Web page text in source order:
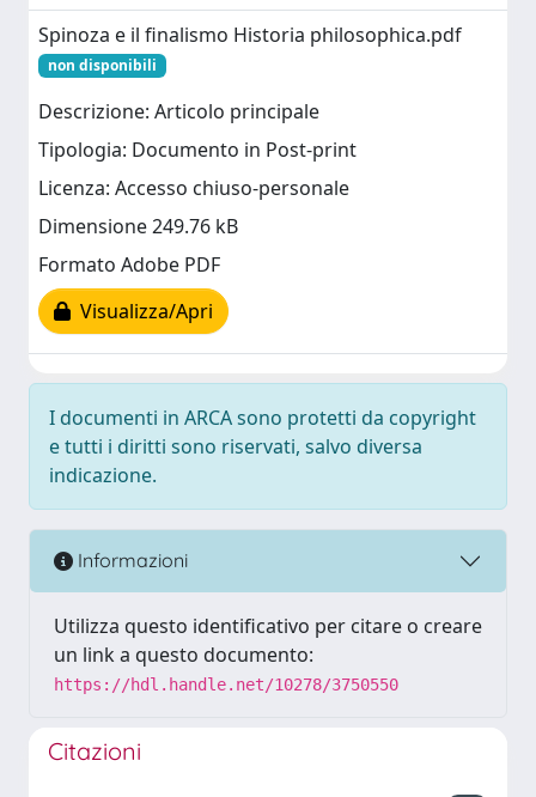
Spinoza e il finalismo Historia philosophica.pdf
non disponibili
Descrizione: Articolo principale
Tipologia: Documento in Post-print
Licenza: Accesso chiuso-personale
Dimensione 249.76 kB
Formato Adobe PDF
Visualizza/Apri
I documenti in ARCA sono protetti da copyright
e tutti i diritti sono riservati, salvo diversa
indicazione.
Informazioni
Utilizza questo identificativo per citare o creare
un link a questo documento:
https://hdl.handle.net/10278/3750550
Citazioni